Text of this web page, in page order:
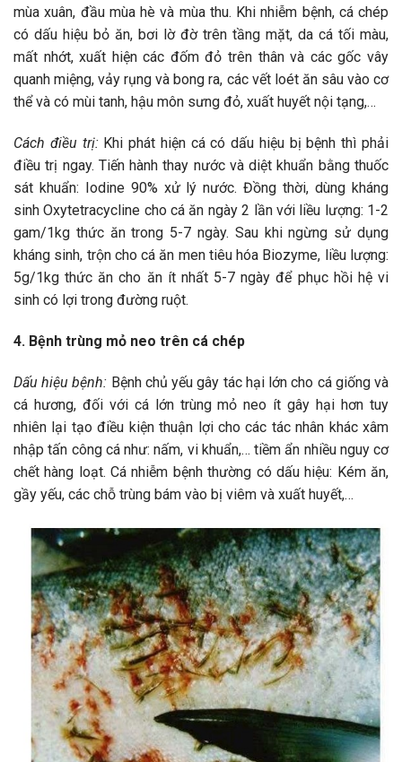
mùa xuân, đầu mùa hè và mùa thu. Khi nhiễm bệnh, cá chép
có dấu hiệu bỏ ăn, bơi lờ đờ trên tầng mặt, da cá tối màu,
mất nhớt, xuất hiện các đốm đỏ trên thân và các gốc vây
quanh miệng, vảy rụng và bong ra, các vết loét ăn sâu vào cơ
thể và có mùi tanh, hậu môn sưng đỏ, xuất huyết nội tạng,…
Cách điều trị: Khi phát hiện cá có dấu hiệu bị bệnh thì phải
điều trị ngay. Tiến hành thay nước và diệt khuẩn bằng thuốc
sát khuẩn: Iodine 90% xử lý nước. Đồng thời, dùng kháng
sinh Oxytetracycline cho cá ăn ngày 2 lần với liều lượng: 1-2
gam/1kg thức ăn trong 5-7 ngày. Sau khi ngừng sử dụng
kháng sinh, trộn cho cá ăn men tiêu hóa Biozyme, liều lượng:
5g/1kg thức ăn cho ăn ít nhất 5-7 ngày để phục hồi hệ vi
sinh có lợi trong đường ruột.
4. Bệnh trùng mỏ neo trên cá chép
Dấu hiệu bệnh: Bệnh chủ yếu gây tác hại lớn cho cá giống và
cá hương, đối với cá lớn trùng mỏ neo ít gây hại hơn tuy
nhiên lại tạo điều kiện thuận lợi cho các tác nhân khác xâm
nhập tấn công cá như: nấm, vi khuẩn,… tiềm ẩn nhiều nguy cơ
chết hàng loạt. Cá nhiễm bệnh thường có dấu hiệu: Kém ăn,
gầy yếu, các chỗ trùng bám vào bị viêm và xuất huyết,…